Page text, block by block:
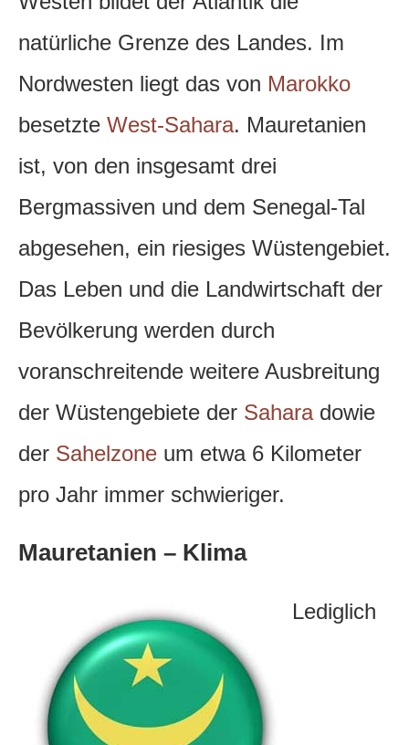
natürliche Grenze des Landes. Im
Nordwesten liegt das von Marokko
besetzte West-Sahara. Mauretanien
ist, von den insgesamt drei
Bergmassiven und dem Senegal-Tal
abgesehen, ein riesiges Wüstengebiet.
Das Leben und die Landwirtschaft der
Bevölkerung werden durch
voranschreitende weitere Ausbreitung
der Wüstengebiete der Saharadowie
der Sahelzone um etwa 6 Kilometer
pro Jahr immer schwieriger.
Mauretanien – Klima
Lediglich